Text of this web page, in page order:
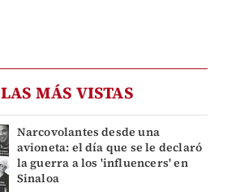
LAS MÁS VISTAS
Narcovolantes desde una
avioneta: el día que se le declaró
la guerra a los 'influencers' en
Sinaloa